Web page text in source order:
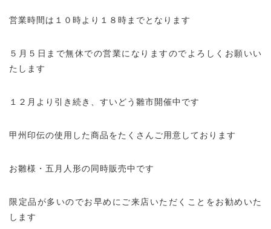
営業時間は１０時より１８時までとなります
５月５日まで無休での営業になりますのでよろしくお願いい
たします
１２月より引き続き、すいどう雛市開催中です
甲州印伝の使用した商品をたくさんご用意しております
お雛様・五月人形の同時販売中です
限定品が多いのでお早めにご来店いただくことをお勧めいた
します